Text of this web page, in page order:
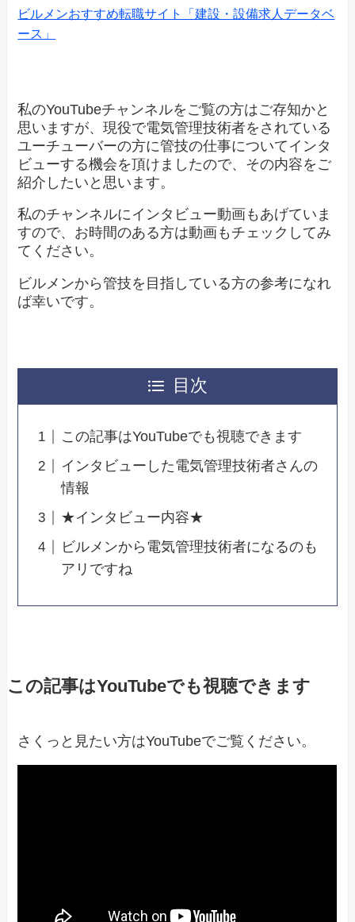
ビルメンおすすめ転職サイト「建設・設備求人データベ
ース」
私のYouTubeチャンネルをご覧の方はご存知かと
思いますが、現役で電気管理技術者をされている
ユーチューバーの方に管技の仕事についてインタ
ビューする機会を頂けましたので、その内容をご
紹介したいと思います。
私のチャンネルにインタビュー動画もあげていま
すので、お時間のある方は動画もチェックしてみ
てください。
ビルメンから管技を目指している方の参考になれ
ば幸いです。
目次
この記事はYouTubeでも視聴できます
インタビューした電気管理技術者さんの
情報
★インタビュー内容★
ビルメンから電気管理技術者になるのも
アリですね
この記事はYouTubeでも視聴できます
さくっと見たい方はYouTubeでご覧ください。